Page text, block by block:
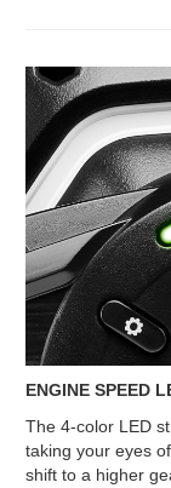
ENGINE SPEED
The 4-color LED
taking your eyes
shift to a higher